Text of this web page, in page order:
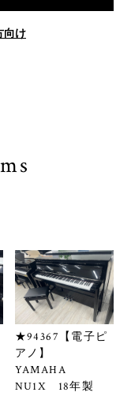
向け
★94367【電子ピ
アノ】
YAMAHA
NU1X 18年製